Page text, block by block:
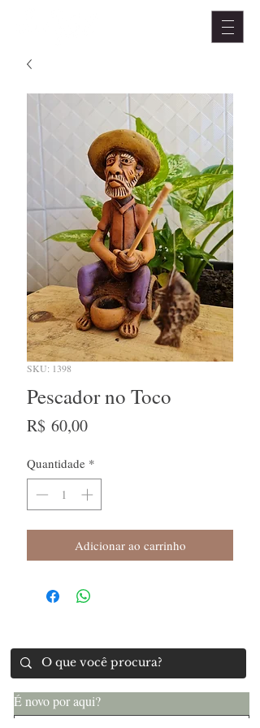
SKU: 1398
Pescador no Toco
R$ 60,00Preço
Quantidade *
Adicionar ao carrinho
É novo por aqui?